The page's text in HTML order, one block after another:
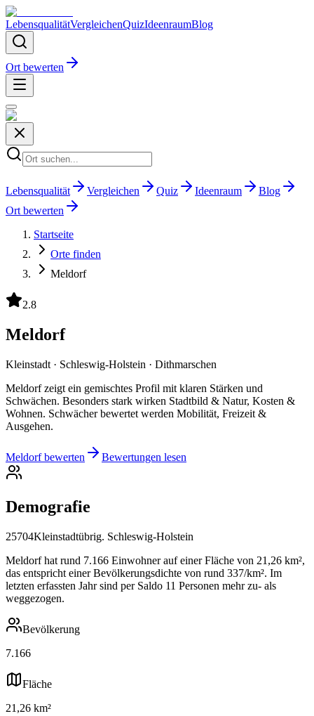
LebensqualitätVergleichenQuizIdeenraumBlog
Ort bewerten
Lebensqualität Vergleichen Quiz Ideenraum
Blog
Ort bewerten
Startseite
Orte finden
Meldorf
2.8
Meldorf
Kleinstadt · Schleswig-Holstein · Dithmarschen
Meldorf zeigt ein gemischtes Profil mit klaren Stärken und
Schwächen. Besonders stark wirken Stadtbild & Natur, Kosten &
Wohnen. Schwächer bewertet werden Mobilität, Freizeit &
Ausgehen.
Meldorf bewerten Bewertungen lesen
Demografie
25704Kleinstadtübrig. Schleswig-Holstein
Meldorf hat rund 7.166 Einwohner auf einer Fläche von 21,26 km²,
das entspricht einer Bevölkerungsdichte von rund 337/km². Im
letzten erfassten Jahr sind per Saldo 11 Personen mehr zu- als
weggezogen.
Bevölkerung
7.166
Fläche
21,26 km²